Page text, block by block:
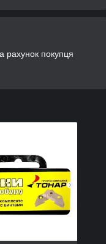
рахунок покупця